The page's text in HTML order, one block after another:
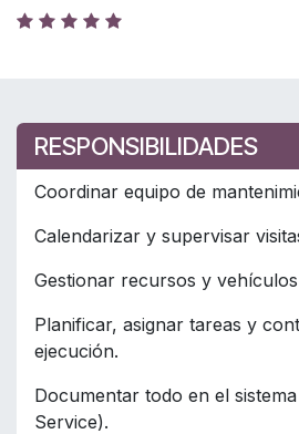
RESPONSIBILIDADES
Coordinar equipo de
Calendarizar y supervisar
Gestionar recursos y vehículos
Planificar, asignar tareas y
ejecución.
Documentar todo en el
Service).